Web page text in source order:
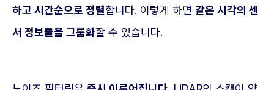
하고 시간순으로 정렬합니다. 이렇게 하면 같은 시각의 센
서 정보들을 그룹화할 수 있습니다.